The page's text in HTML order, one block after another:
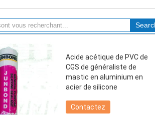
Acide acétique de PVC de
CGS de généraliste de
mastic en aluminium en
acier de silicone
Contactez